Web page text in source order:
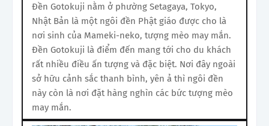
Đền Gotokuji nằm ở phường Setagaya, Tokyo,
Nhật Bản là một ngôi đền Phật giáo được cho là
nơi sinh của Mameki-neko, tượng mèo may mắn.
Đền Gotokuji là điểm đến mang tới cho du khách
rất nhiều điều ấn tượng và đặc biệt. Nơi đây ngoài
sở hữu cảnh sắc thanh bình, yên ả thì ngôi đền
này còn là nơi đặt hàng nghìn các bức tượng mèo
may mắn.